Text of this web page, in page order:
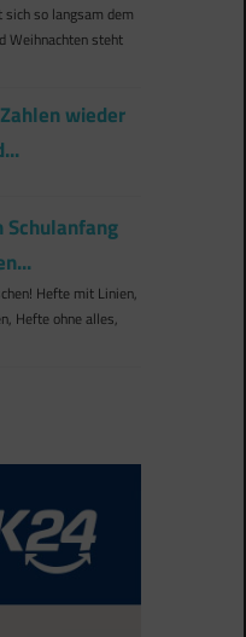
so langsam dem
Weihnachten steht
wieder
Hefte mit Linien,
Hefte ohne alles,